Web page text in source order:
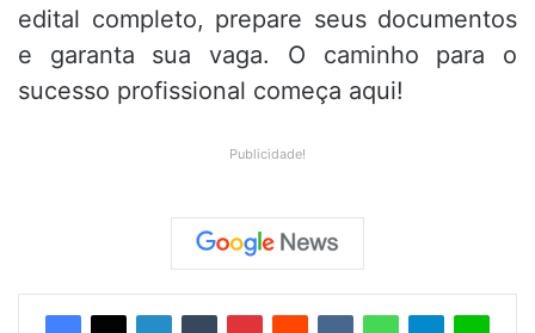
edital completo, prepare seus documentos
e garanta sua vaga. O caminho para o
sucesso profissional começa aqui!
Publicidade!